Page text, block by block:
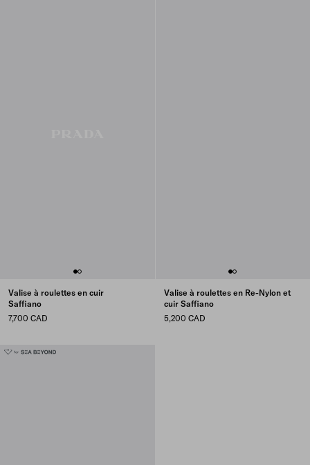
Valise à roulettes en cuir
Saffiano
7,700 CAD
Valise à roulettes en Re-Nylon et
cuir Saffiano
5,200 CAD